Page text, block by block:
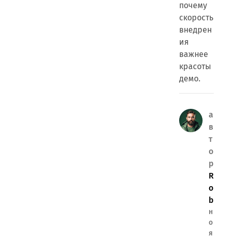
почему
скорость
внедрен
ия
важнее
красоты
демо.
а
в
т
о
р
R
o
b
н
о
я